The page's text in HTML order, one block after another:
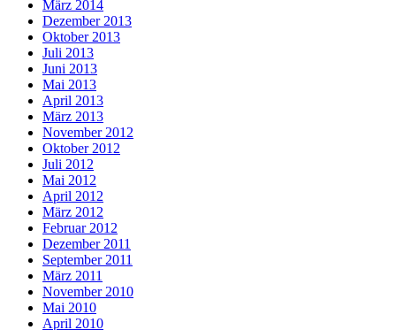
März 2014
Dezember 2013
Oktober 2013
Juli 2013
Juni 2013
Mai 2013
April 2013
März 2013
November 2012
Oktober 2012
Juli 2012
Mai 2012
April 2012
März 2012
Februar 2012
Dezember 2011
September 2011
März 2011
November 2010
Mai 2010
April 2010